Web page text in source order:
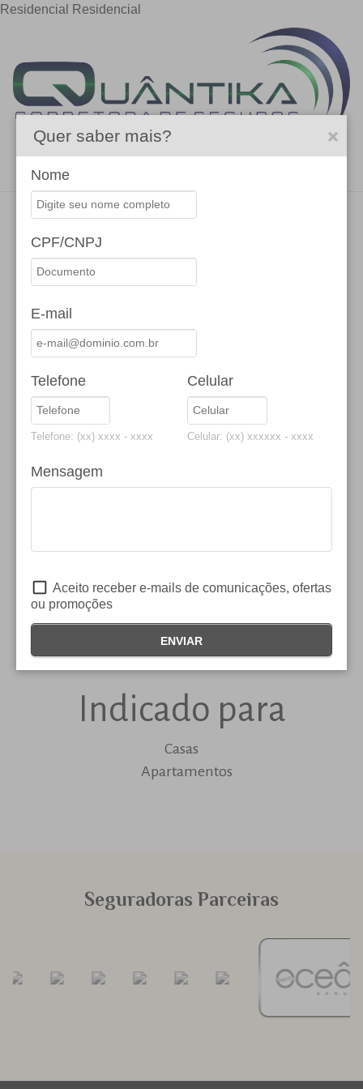
Residencial Residencial
Residencial
caso de grandes problemas – como incêndios, queda de raios,
em alguns casos, inferior ao que você pagaria se tivesse de
contratar um encanador ou um chaveiro por conta própria.
Você pode contratar nosso seguro Residencial diretamente com
um de nossos parceiros listados no final desta página.
Indicado para
​Casas
​ Apartamentos
Seguradoras Parceiras
Quer saber mais?
Nome
CPF/CNPJ
E-mail
Telefone
Telefone: (xx) xxxx - xxxx
Celular
Celular: (xx) xxxxxx - xxxx
Mensagem
Aceito receber e-mails de comunicações, ofertas
ou promoções
ENVIAR